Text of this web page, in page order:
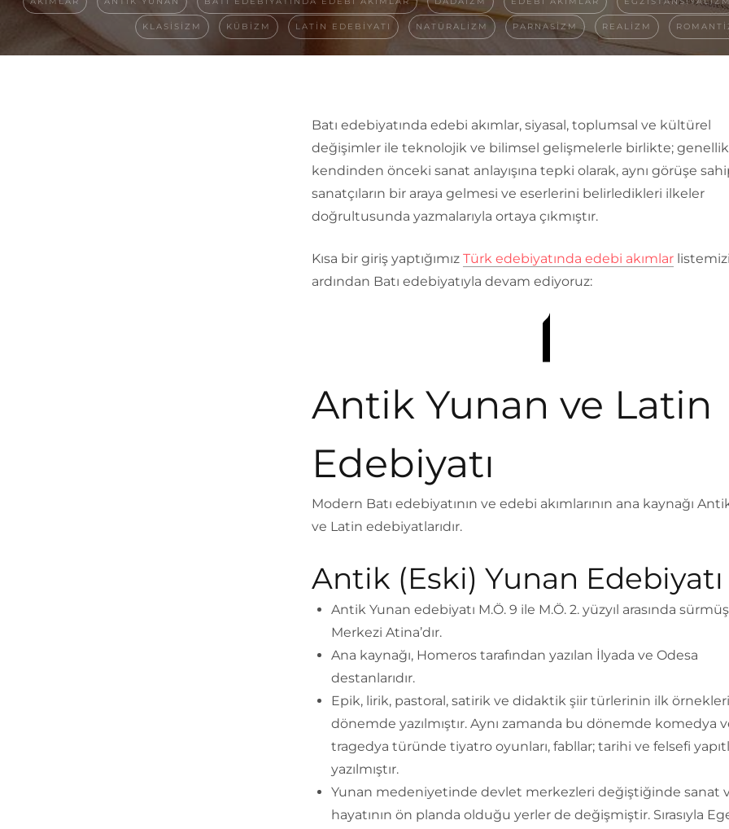
KLASISIZM KÜBIZM LATIN EDEBIYATI NATÜRALIZM PARNASIZM REALIZM
Batı edebiyatında edebi akımlar, siyasal, toplumsal ve kültürel
değişimler ile teknolojik ve bilimsel gelişmelerle birlikte;
kendinden önceki sanat anlayışına tepki olarak, aynı görüşe
sanatçıların bir araya gelmesi ve eserlerini belirledikleri ilkeler
doğrultusunda yazmalarıyla ortaya çıkmıştır.
Kısa bir giriş yaptığımız Türk edebiyatında edebi akımlar
ardından Batı edebiyatıyla devam ediyoruz:
Antik Yunan ve Latin
Edebiyatı
Modern Batı edebiyatının ve edebi akımlarının ana kaynağı
ve Latin edebiyatlarıdır.
Antik (Eski) Yunan Edebiyatı
Antik Yunan edebiyatı M.Ö. 9 ile M.Ö. 2. yüzyıl arasında
Merkezi Atina’dır.
Ana kaynağı, Homeros tarafından yazılan İlyada ve Odesa
destanlarıdır.
Epik, lirik, pastoral, satirik ve didaktik şiir türlerinin ilk
dönemde yazılmıştır. Aynı zamanda bu dönemde komedya
tragedya türünde tiyatro oyunları, fabllar; tarihi ve felsefi
yazılmıştır.
Yunan medeniyetinde devlet merkezleri değiştiğinde sanat
hayatının ön planda olduğu yerler de değişmiştir. Sırasıyla